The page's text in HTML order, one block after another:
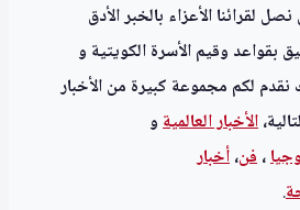
لقرائنا الأعزاء بالخبر الأدق
بقواعد وقيم الأسرة الكويتية و
نقدم لكم مجموعة كبيرة من الأخبار
الأخبار العالميةو
،فن،أخبار
.